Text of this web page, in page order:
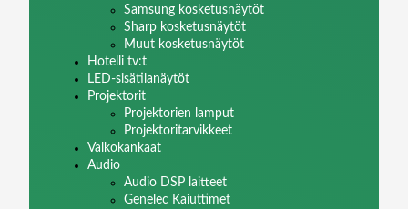
Samsung kosketusnäytöt
Sharp kosketusnäytöt
Muut kosketusnäytöt
Hotelli tv:t
LED-sisätilanäytöt
Projektorit
Projektorien lamput
Projektoritarvikkeet
Valkokankaat
Audio
Audio DSP laitteet
Genelec Kaiuttimet